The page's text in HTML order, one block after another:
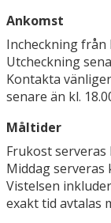
Ankomst
Incheckning från
Utcheckning
Kontakta
senare än kl.
Måltider
Frukost serveras
Middag serveras
Vistelsen
exakt tid avtalas